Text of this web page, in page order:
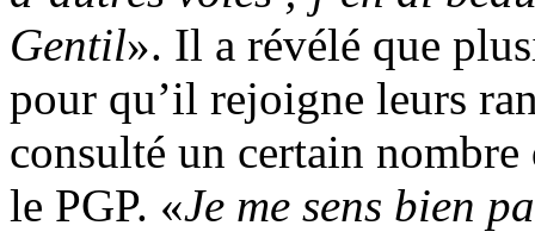
Gentil». Il a révélé que
pour qu’il rejoigne leurs
consulté un certain
le PGP. «Je me sens bien